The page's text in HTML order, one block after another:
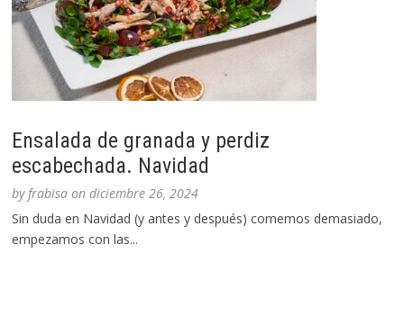
Ensalada de granada y perdiz
escabechada. Navidad
byfrabisa ondiciembre 26, 2024
Sin duda en Navidad (y antes y después) comemos demasiado,
empezamos con las...